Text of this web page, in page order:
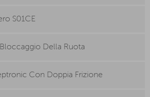
S01CE
Della Ruota
Con Doppia Frizione